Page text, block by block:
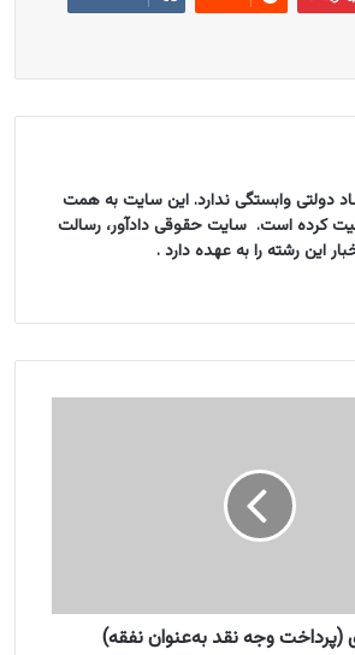
دولتی وابستگی ندارد. این سایت به همت
از سال 1390 شروع به فعالیت کرده است. سایت حقوقی دادآور، رسالت
رشته را به عهده دارد .
(پرداخت وجه نقد به‌عنوان نفقه)